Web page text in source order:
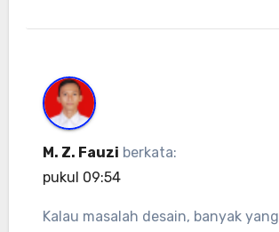
M. Z. Fauzi berkata:
pukul 09:54
Kalau masalah desain, banyak yang